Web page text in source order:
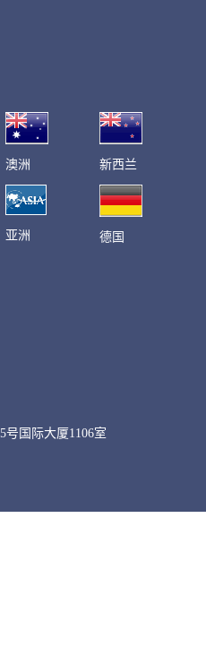
澳洲 新西兰
亚洲 德国
号国际大厦1106室